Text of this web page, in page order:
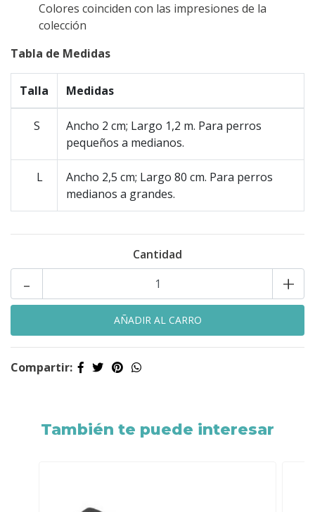
Colores coinciden con las impresiones de la
colección
Tabla de Medidas
Talla Medidas
S
Ancho 2 cm; Largo 1,2 m. Para perros
pequeños a medianos.
L
Ancho 2,5 cm; Largo 80 cm. Para perros
medianos a grandes.
Cantidad
+
-
Compartir:
También te puede interesar